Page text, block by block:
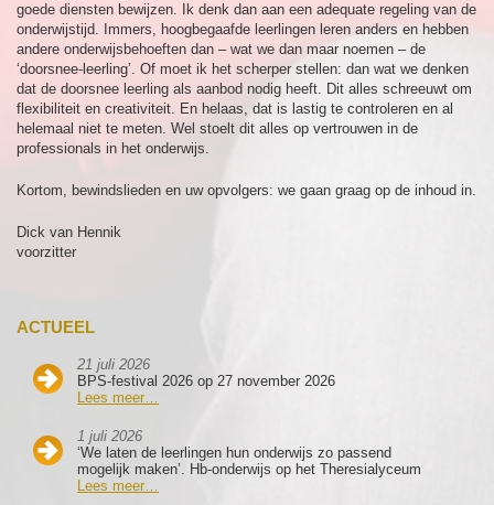
ACTUEEL
21 juli 2026
BPS-festival 2026 op 27 november 2026
Lees meer…
1 juli 2026
‘We laten de leerlingen hun onderwijs zo passend
mogelijk maken’. Hb-onderwijs op het Theresialyceum
Lees meer…
goede diensten bewijzen. Ik denk dan aan een adequate regeling van de
onderwijstijd. Immers, hoogbegaafde leerlingen leren anders en hebben
andere onderwijsbehoeften dan – wat we dan maar noemen – de
‘doorsnee-leerling’. Of moet ik het scherper stellen: dan wat we denken
dat de doorsnee leerling als aanbod nodig heeft. Dit alles schreeuwt om
flexibiliteit en creativiteit. En helaas, dat is lastig te controleren en al
helemaal niet te meten. Wel stoelt dit alles op vertrouwen in de
professionals in het onderwijs.
Kortom, bewindslieden en uw opvolgers: we gaan graag op de inhoud in.
Dick van Hennik
voorzitter